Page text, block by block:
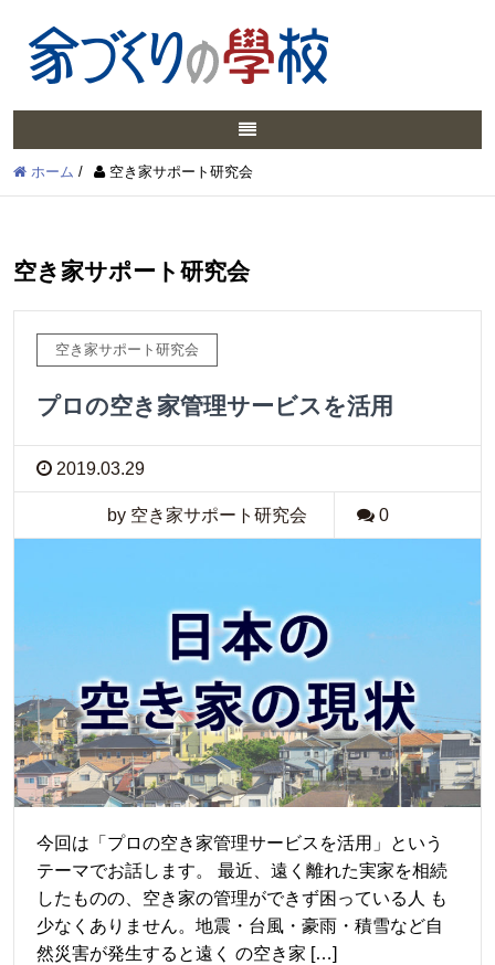
ホーム / 空き家サポート研究会
空き家サポート研究会
空き家サポート研究会
プロの空き家管理サービスを活用
2019.03.29
by 空き家サポート研究会 0
今回は「プロの空き家管理サービスを活用」という
テーマでお話します。 最近、遠く離れた実家を相続
したものの、空き家の管理ができず困っている人 も
少なくありません。地震・台風・豪雨・積雪など自
然災害が発生すると遠く の空き家 […]